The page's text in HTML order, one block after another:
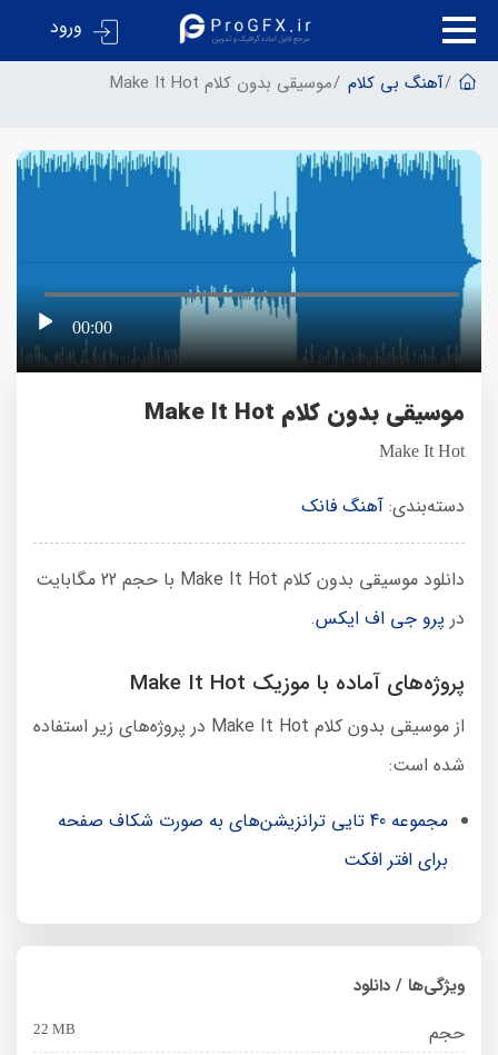
ورود
آهنگ بی کلام موسیقی بدون کلام Make It Hot
00:00
موسیقی بدون کلام Make It Hot
Make It Hot
دسته‌بندی: آهنگ فانک
دانلود موسیقی بدون کلام Make It Hot با حجم 22 مگابایت
در پرو جی اف ایکس.
پروژه‌های آماده با موزیک Make It Hot
از موسیقی بدون کلام Make It Hot در پروژه‌های زیر استفاده
شده است:
مجموعه 40 تایی ترانزیشن‌های به صورت شکاف صفحه
برای افتر افکت
ویژگی‌ها / دانلود
حجم 22 MB